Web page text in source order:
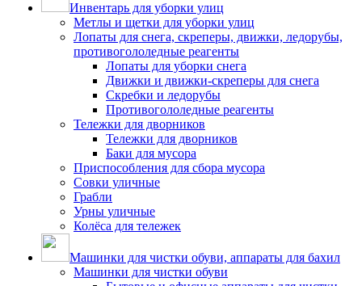
Инвентарь для уборки улиц
Метлы и щетки для уборки улиц
Лопаты для снега, скреперы, движки, ледорубы,
противогололедные реагенты
Лопаты для уборки снега
Движки и движки-скреперы для снега
Скребки и ледорубы
Противогололедные реагенты
Тележки для дворников
Тележки для дворников
Баки для мусора
Приспособления для сбора мусора
Совки уличные
Грабли
Урны уличные
Колёса для тележек
Машинки для чистки обуви, аппараты для бахил
Машинки для чистки обуви